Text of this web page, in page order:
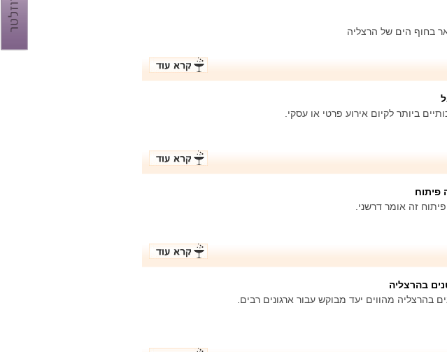
בחוף הים של הרצליה
ביותר לקיום אירוע פרטי או עסקי.
פיתוח
זה אומר דרשני.
בהרצליה
בהרצליה מהווים יעד מבוקש עבור ארגונים רבים.